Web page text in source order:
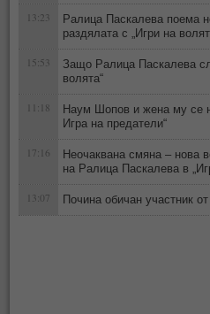
13:23
Ралица Паскалева поема
раздялата с „Игри на
15:53
Защо Ралица Паскалева
волята“
11:18
Наум Шопов и жена му се
Игра на предатели“
17:16
Неочаквана смяна – нова
на Ралица Паскалева в
13:07 Почина обичан участник